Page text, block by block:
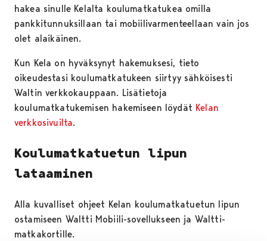
hakea sinulle Kelalta koulumatkatukea omilla
pankkitunnuksillaan tai mobiilivarmenteellaan vain jos
olet alaikäinen.
Kun Kela on hyväksynyt hakemuksesi, tieto
oikeudestasi koulumatkatukeen siirtyy sähköisesti
Waltin verkkokauppaan. Lisätietoja
koulumatkatukemisen hakemiseen löydät Kelan
verkkosivuilta.
Koulumatkatuetun lipun
lataaminen
Alla kuvalliset ohjeet Kelan koulumatkatuetun lipun
ostamiseen Waltti Mobiili-sovellukseen ja Waltti-
matkakortille.